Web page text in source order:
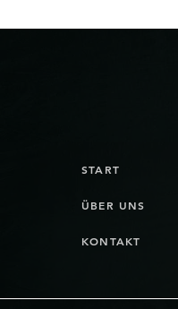
START
ÜBER UNS
KONTAKT